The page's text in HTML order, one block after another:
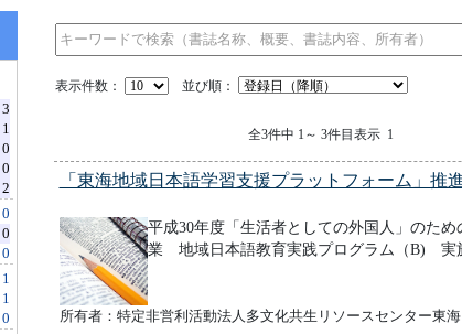
3
1
0
0
2
0
0
0
1
1
0
表示件数： 並び順：
全3件中 1～ 3件目表示 1
「東海地域日本語学習支援プラットフォーム」推
平成30年度「生活者としての外国人」のため
業 地域日本語教育実践プログラム（B) 実
所有者：特定非営利活動法人多文化共生リソースセンター東海